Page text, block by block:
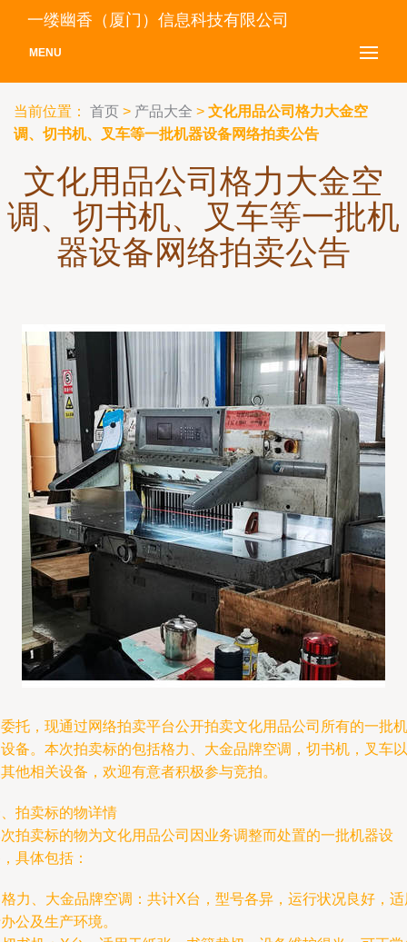
一缕幽香（厦门）信息科技有限公司
MENU
当前位置： 首页 > 产品大全 > 文化用品公司格力大金空
调、切书机、叉车等一批机器设备网络拍卖公告
文化用品公司格力大金空
调、切书机、叉车等一批机
器设备网络拍卖公告
托，现通过网络拍卖平台公开拍卖文化用品公司所有的一批机
备。本次拍卖标的包括格力、大金品牌空调，切书机，叉车以
他相关设备，欢迎有意者积极参与竞拍。
拍卖标的物详情
拍卖标的物为文化用品公司因业务调整而处置的一批机器设
具体包括：
力、大金品牌空调：共计X台，型号各异，运行状况良好，适
公及生产环境。